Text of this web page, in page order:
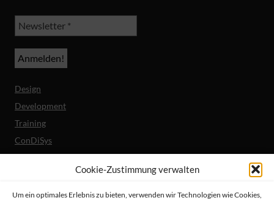
Cookie-Zustimmung verwalten
Um ein optimales Erlebnis zu bieten, verwenden wir Technologien wie Cookies,
Design
Development
Training
ConDiSys
Barrierefreiheit
Mobile Lösungen